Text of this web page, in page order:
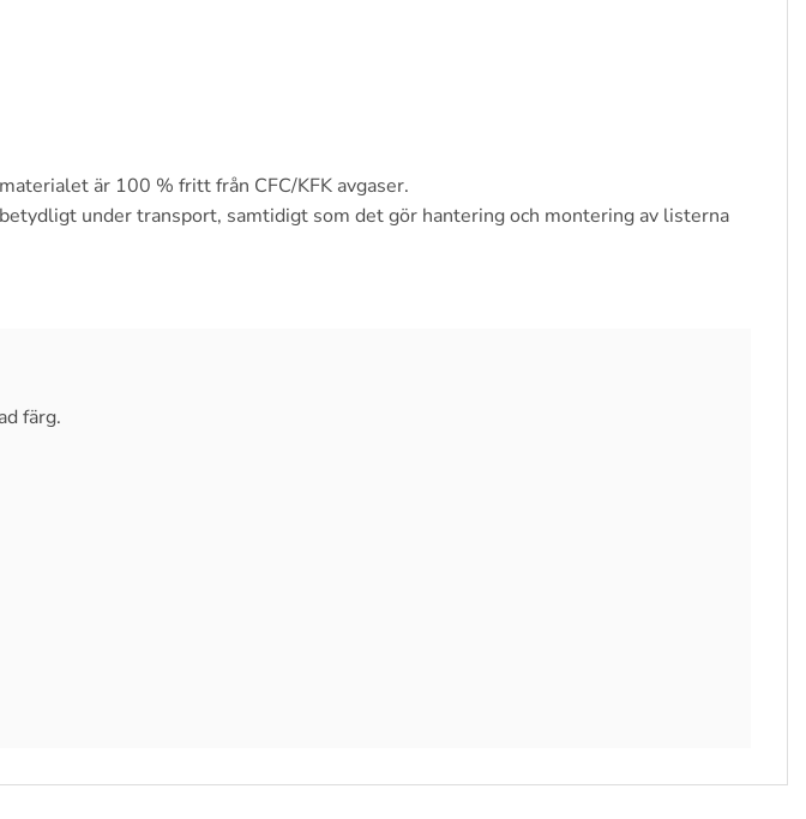
är 100 % fritt från CFC/KFK avgaser.
under transport, samtidigt som det gör hantering och montering av listerna
färg.